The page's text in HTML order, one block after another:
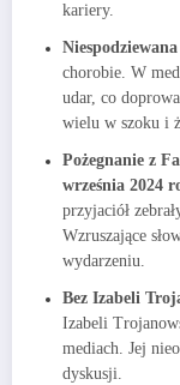
kariery.
chorobie. W
udar, co
wielu w szoku i
Pożegnanie z
września 2024
przyjaciół
Wzruszające
wydarzeniu.
Bez Izabeli
Izabeli
mediach. Jej
dyskusji.